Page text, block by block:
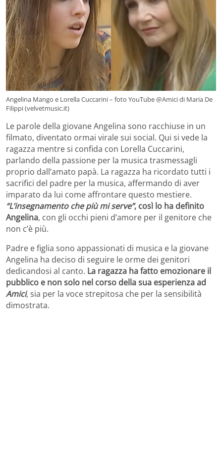
Angelina Mango e Lorella Cuccarini – foto YouTube @Amici di Maria De
Filippi (velvetmusic.it)
Le parole della giovane Angelina sono racchiuse in un
filmato, diventato ormai virale sui social. Qui si vede la
ragazza mentre si confida con Lorella Cuccarini,
parlando della passione per la musica trasmessagli
proprio dall’amato papà. La ragazza ha ricordato tutti i
sacrifici del padre per la musica, affermando di aver
imparato da lui come affrontare questo mestiere.
“L’insegnamento che più mi serve”, così lo ha definito
Angelina, con gli occhi pieni d’amore per il genitore che
non c’è più.
Padre e figlia sono appassionati di musica e la giovane
Angelina ha deciso di seguire le orme dei genitori
dedicandosi al canto. La ragazza ha fatto emozionare il
pubblico e non solo nel corso della sua esperienza ad
Amici, sia per la voce strepitosa che per la sensibilità
dimostrata.